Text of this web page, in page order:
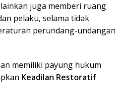
juga memberi ruang
pelaku, selama tidak
perundang-undangan
memiliki payung hukum
Keadilan Restoratif